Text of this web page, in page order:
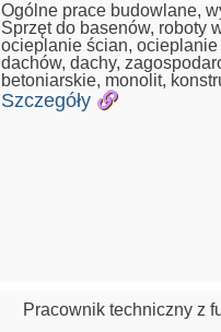
Ogólne prace budowlane,
Sprzęt do basenów, roboty
ocieplanie ścian,
dachów, dachy,
betoniarskie, monolit,
Szczegóły
Pracownik techniczny z